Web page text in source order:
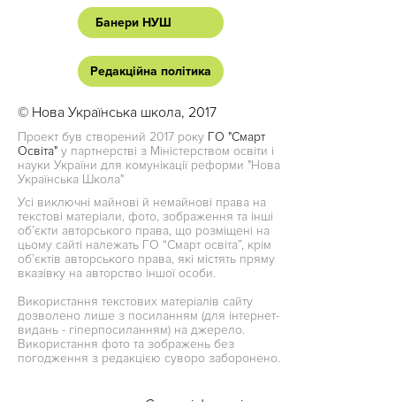
Банери НУШ
Редакційна політика
© Нова Українська школа, 2017
Проект був створений 2017 року ГО "Смарт
Освіта" у партнерстві з Міністерством освіти і
науки України для комунікації реформи "Нова
Українська Школа"
Усі виключні майнові й немайнові права на
текстові матеріали, фото, зображення та інші
об’єкти авторського права, що розміщені на
цьому сайті належать ГО “Смарт освіта”, крім
об’єктів авторського права, які містять пряму
вказівку на авторство іншої особи.
Використання текстових матеріалів сайту
дозволено лише з посиланням (для інтернет-
видань - гіперпосиланням) на джерело.
Використання фото та зображень без
погодження з редакцією суворо заборонено.